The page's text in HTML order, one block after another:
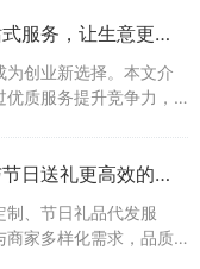
礼品代发新趋势：解锁一站式服务，让生意更轻松
创业新选择。本文介
质服务提升竞争力，
礼品代发网：让企业采购与节日送礼更高效的一站式解决方案
、节日礼品代发服
家多样化需求，品质